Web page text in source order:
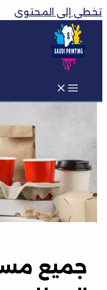
تخطي إلى المحتوى
جميع